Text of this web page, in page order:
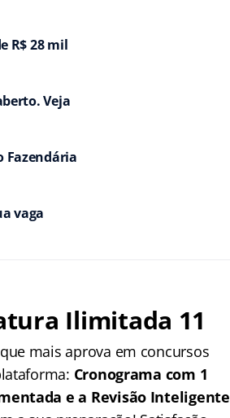
R$ 28 mil
Veja
Fazendária
vaga
Ilimitada 11
mais aprova em concursos
Cronograma com 1
e a Revisão Inteligente